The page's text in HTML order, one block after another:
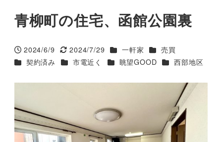
青柳町の住宅、函館公園裏
投稿日
2024/6/9
更新日
2024/7/29 カテゴリー
一軒家 カテゴリー
売買
カテゴリー
契約済み カテゴリー
市電近く カテゴリー
眺望GOOD カテゴリー
西部地区